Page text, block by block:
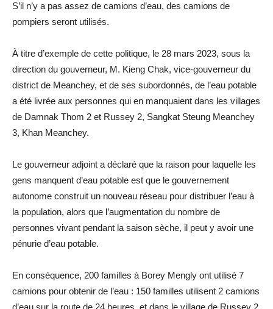
S’il n’y a pas assez de camions d’eau, des camions de
pompiers seront utilisés.
À titre d’exemple de cette politique, le 28 mars 2023, sous la
direction du gouverneur, M. Kieng Chak, vice-gouverneur du
district de Meanchey, et de ses subordonnés, de l’eau potable
a été livrée aux personnes qui en manquaient dans les villages
de Damnak Thom 2 et Russey 2, Sangkat Steung Meanchey
3, Khan Meanchey.
Le gouverneur adjoint a déclaré que la raison pour laquelle les
gens manquent d’eau potable est que le gouvernement
autonome construit un nouveau réseau pour distribuer l’eau à
la population, alors que l’augmentation du nombre de
personnes vivant pendant la saison sèche, il peut y avoir une
pénurie d’eau potable.
En conséquence, 200 familles à Borey Mengly ont utilisé 7
camions pour obtenir de l’eau : 150 familles utilisent 2 camions